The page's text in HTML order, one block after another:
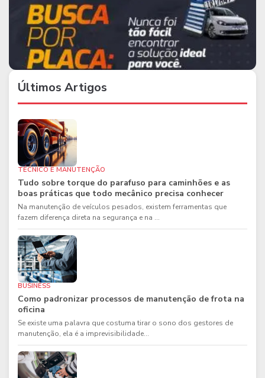
Últimos Artigos
TÉCNICO E MANUTENÇÃO
Tudo sobre torque do parafuso para caminhões e as
boas práticas que todo mecânico precisa conhecer
Na manutenção de veículos pesados, existem ferramentas que
fazem diferença direta na segurança e na ...
BUSINESS
Como padronizar processos de manutenção de frota na
oficina
Se existe uma palavra que costuma tirar o sono dos gestores de
manutenção, ela é a imprevisibilidade...